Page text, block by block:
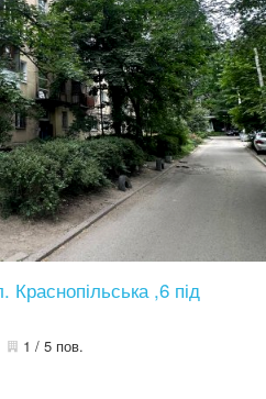
,6 під
1 / 5 пов.